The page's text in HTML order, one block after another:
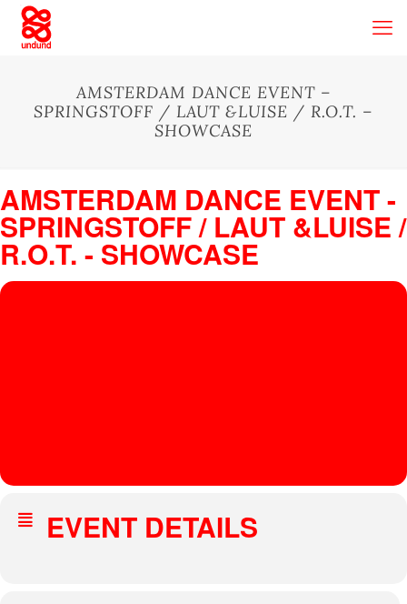
AMSTERDAM DANCE EVENT –
SPRINGSTOFF / LAUT &LUISE / R.O.T. –
SHOWCASE
AMSTERDAM DANCE EVENT -
SPRINGSTOFF / LAUT &LUISE /
R.O.T. - SHOWCASE
EVENT DETAILS